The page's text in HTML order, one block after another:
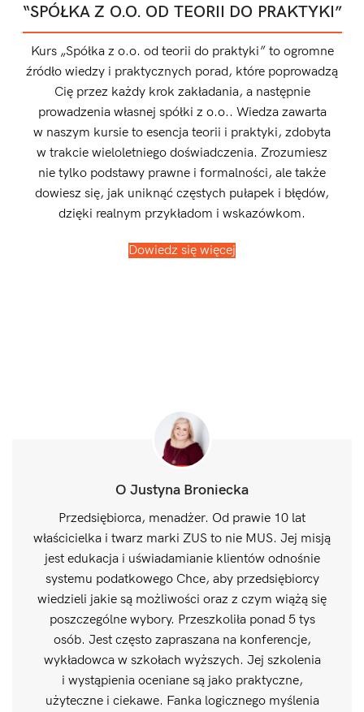
“SPÓŁKA Z O.O. OD TEORII DO PRAKTYKI”
Kurs „Spółka z o.o. od teorii do praktyki” to ogromne
źródło wiedzy i praktycznych porad, które poprowadzą
Cię przez każdy krok zakładania, a następnie
prowadzenia własnej spółki z o.o.. Wiedza zawarta
w naszym kursie to esencja teorii i praktyki, zdobyta
w trakcie wieloletniego doświadczenia. Zrozumiesz
nie tylko podstawy prawne i formalności, ale także
dowiesz się, jak uniknąć częstych pułapek i błędów,
dzięki realnym przykładom i wskazówkom.
Dowiedz się więcej
O Justyna Broniecka
Przedsiębiorca, menadżer. Od prawie 10 lat
właścicielka i twarz marki ZUS to nie MUS. Jej misją
jest edukacja i uświadamianie klientów odnośnie
systemu podatkowego Chce, aby przedsiębiorcy
wiedzieli jakie są możliwości oraz z czym wiążą się
poszczególne wybory. Przeszkoliła ponad 5 tys
osób. Jest często zapraszana na konferencje,
wykładowca w szkołach wyższych. Jej szkolenia
i wystąpienia oceniane są jako praktyczne,
użyteczne i ciekawe. Fanka logicznego myślenia